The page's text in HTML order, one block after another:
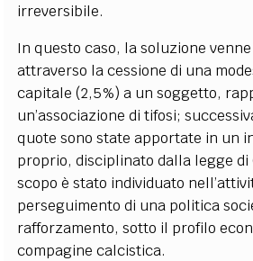
irreversibile.
In questo caso, la soluzione
attraverso la cessione di una
capitale (2,5%) a un soggetto,
un’associazione di tifosi;
quote sono state apportate in un
proprio, disciplinato dalla legge di
scopo è stato individuato
perseguimento di una politica
rafforzamento, sotto il profilo
compagine calcistica.